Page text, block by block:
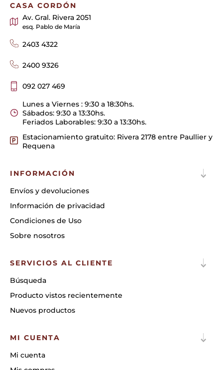
CASA CORDÓN
Av. Gral. Rivera 2051
esq. Pablo de María
2403 4322
2400 9326
092 027 469
Lunes a Viernes : 9:30 a 18:30hs.
Sábados: 9:30 a 13:30hs.
Feriados Laborables: 9:30 a 13:30hs.
Estacionamiento gratuito: Rivera 2178 entre Paullier y
Requena
INFORMACIÓN
Envíos y devoluciones
Información de privacidad
Condiciones de Uso
Sobre nosotros
SERVICIOS AL CLIENTE
Búsqueda
Producto vistos recientemente
Nuevos productos
MI CUENTA
Mi cuenta